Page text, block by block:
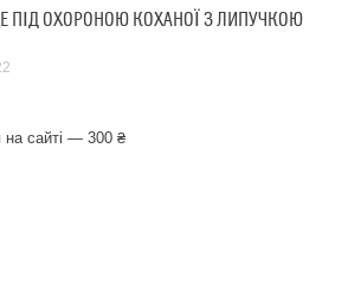
ПІД ОХОРОНОЮ КОХАНОЇ З ЛИПУЧКОЮ
на сайті — 300 ₴